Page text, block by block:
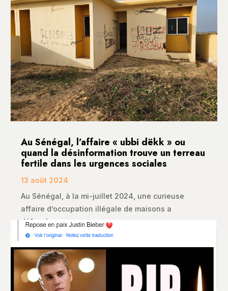
Au Sénégal, l’affaire « ubbi dëkk » ou
quand la désinformation trouve un terreau
fertile dans les urgences sociales
13 août 2024
Au Sénégal, à la mi-juillet 2024, une curieuse
affaire d’occupation illégale de maisons a
défrayé...